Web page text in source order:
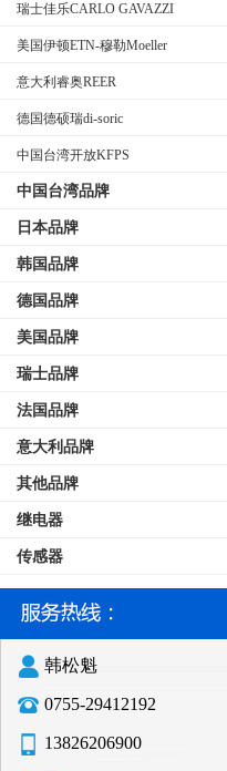
瑞士佳乐CARLO GAVAZZI
美国伊顿ETN-穆勒Moeller
意大利睿奥REER
德国德硕瑞di-soric
中国台湾开放KFPS
中国台湾品牌
日本品牌
韩国品牌
德国品牌
美国品牌
瑞士品牌
法国品牌
意大利品牌
其他品牌
继电器
传感器
韩松魁
0755-29412192
13826206900